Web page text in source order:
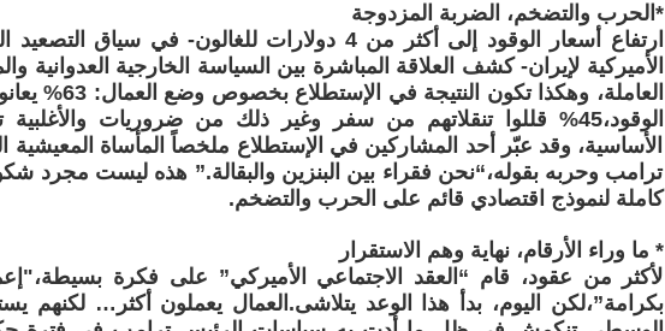
*الحرب والتضخم، الضربة المزدوجة
ارتفاع أسعار الوقود إلى أكثر من 4 دولارات للغالون- في
الأميركية لإيران- كشف العلاقة المباشرة بين السياسة الخارجية العدوانية
العاملة، وهكذا تكون
الوقود،45% قللوا تنقلاتهم من سفر وغير ذلك من ضروريات
الأساسية، وقد عبّر أحد المشاركين في الإستطلاع ملخصاً المأساة المعيشية
ترامب وحربه بقوله،“نحن فقراء بين البنزين والبقالة.” هذه ليست مجرد
كاملة لنموذج اقتصادي قائم على الحرب والتضخم.
* ما وراء الأرقام، نهاية وهم الاستقرار
لأكثر من عقود، قام “العقد الاجتماعي الأميركي” على فكرة
بكرامة”،لكن اليوم، بدأ هذا الوعد يتلاشى.العمال يعملون أكثر… لكنهم